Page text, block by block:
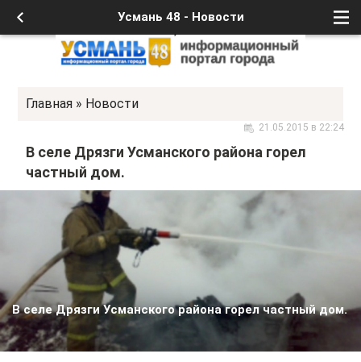
Усмань 48 - Новости
Главная » Новости
21.05.2015 в 22:24
В селе Дрязги Усманского района горел
частный дом.
В селе Дрязги Усманского района горел частный дом.